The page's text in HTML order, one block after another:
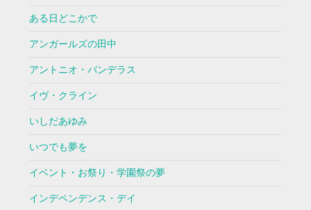
ある日どこかで
アンガールズの田中
アントニオ・バンデラス
イヴ・クライン
いしだあゆみ
いつでも夢を
イベント・お祭り・学園祭の夢
インデペンデンス・デイ